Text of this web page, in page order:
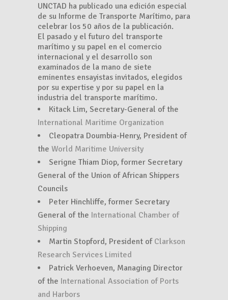
UNCTAD ha publicado una edición especial
de su Informe de Transporte Marítimo, para
celebrar los 50 años de la publicación.
El pasado y el futuro del transporte
marítimo y su papel en el comercio
internacional y el desarrollo son
examinados de la mano de siete
eminentes ensayistas invitados, elegidos
por su expertise y por su papel en la
industria del transporte marítimo.
Kitack Lim, Secretary-General of the
International Maritime Organization
Cleopatra Doumbia-Henry, President of
the World Maritime University
Serigne Thiam Diop, former Secretary
General of the Union of African Shippers
Councils
Peter Hinchliffe, former Secretary
General of the International Chamber of
Shipping
Martin Stopford, President of Clarkson
Research Services Limited
Patrick Verhoeven, Managing Director
of the International Association of Ports
and Harbors